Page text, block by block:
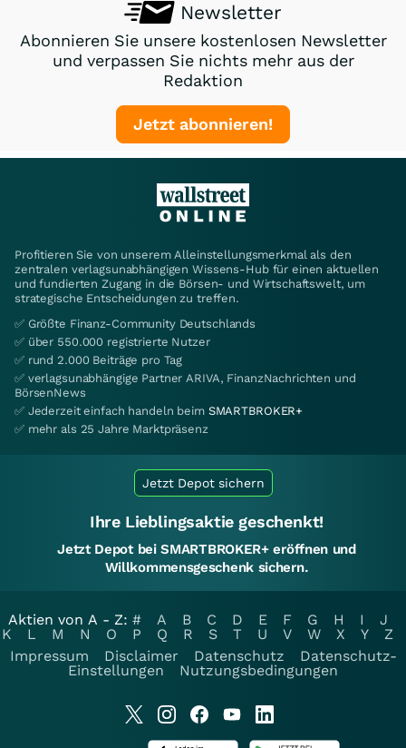
Newsletter
Abonnieren Sie unsere kostenlosen Newsletter
und verpassen Sie nichts mehr aus der
Redaktion
Jetzt abonnieren!
Profitieren Sie von unserem Alleinstellungsmerkmal als den
zentralen verlagsunabhängigen Wissens-Hub für einen aktuellen
und fundierten Zugang in die Börsen- und Wirtschaftswelt, um
strategische Entscheidungen zu treffen.
✅ Größte Finanz-Community Deutschlands
✅ über 550.000 registrierte Nutzer
✅ rund 2.000 Beiträge pro Tag
✅ verlagsunabhängige Partner ARIVA, FinanzNachrichten und
BörsenNews
✅ Jederzeit einfach handeln beim SMARTBROKER+
✅ mehr als 25 Jahre Marktpräsenz
Jetzt Depot sichern
Ihre Lieblingsaktie geschenkt!
Jetzt Depot bei SMARTBROKER+ eröffnen und
Willkommensgeschenk sichern.
Aktien von A - Z: # A B C D E F G H I
J
K
L M N O P Q R S T U V W X Y
Z
Impressum
Disclaimer Datenschutz
Datenschutz-
Einstellungen
Nutzungsbedingungen